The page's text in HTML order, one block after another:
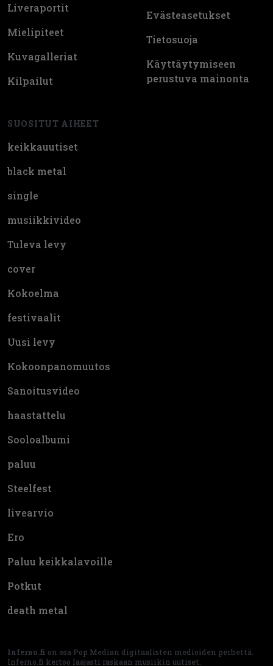
Liveraportit
Mielipiteet
Kuvagalleriat
Kilpailut
SUOSITUT AIHEET
keikkauutiset
black metal
single
musiikkivideo
Tuleva levy
cover
Kokoelma
festivaalit
Uusi levy
Kokoonpanomuutos
Sanoitusvideo
haastattelu
Sooloalbumi
paluu
Steelfest
livearvio
Ero
Paluu keikkalavoille
Potkut
death metal
Evästeasetukset
Tietosuoja
Käyttäytymiseen
perustuva mainonta
Inferno.fi on osa Pop Median digitaalisten medioiden perhettä.
Inferno.fi kertoo laajasti raskaan musiikin uutiset.